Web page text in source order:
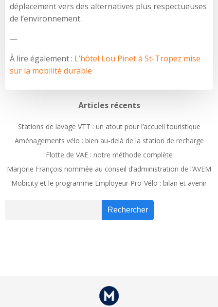
déplacement vers des alternatives plus respectueuses
de l’environnement.
—
À lire également : L’hôtel Lou Pinet à St-Tropez mise
sur la mobilité durable
Articles récents
Stations de lavage VTT : un atout pour l’accueil touristique
Aménagements vélo : bien au-delà de la station de recharge
Flotte de VAE : notre méthode complète
Marjorie François nommée au conseil d’administration de l’AVEM
Mobicity et le programme Employeur Pro-Vélo : bilan et avenir
Rechercher